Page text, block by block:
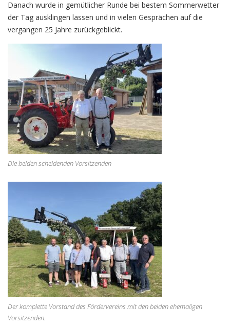
Danach wurde in gemütlicher Runde bei bestem Sommerwetter
der Tag ausklingen lassen und in vielen Gesprächen auf die
vergangen 25 Jahre zurückgeblickt.
Die beiden scheidenden Vorsitzenden
Der komplette Vorstand des Fördervereins mit den beiden ehemaligen
Vorsitzenden.